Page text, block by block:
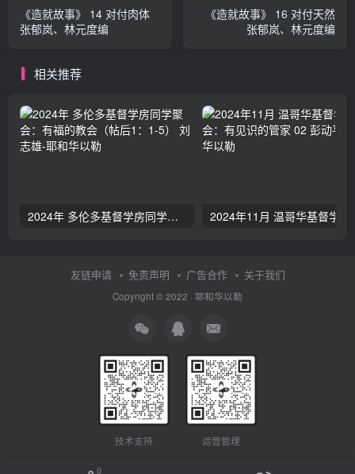
《造就故事》 14 对付肉体
张郁岚、林元度编
《造就故事》 16 对付天然
张郁岚、林元度编
相关推荐
2024年 多伦多基督学房同学聚会：有福的教会（帖后1：1-5） 刘志雄
友链申请 免责声明 广告合作 关于我们
Copyright © 2022 · 耶和华以勒
技术支持 运营管理
0